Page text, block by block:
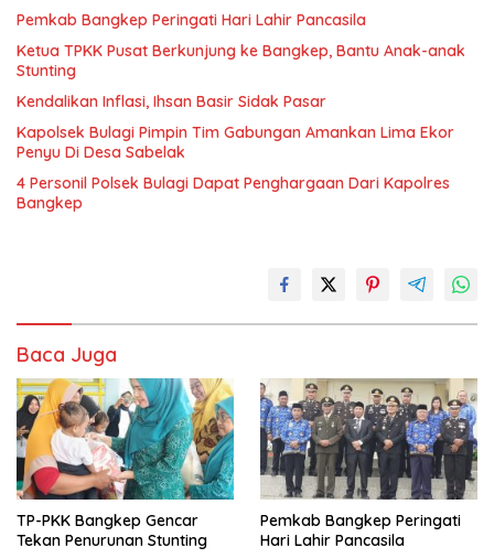
Pemkab Bangkep Peringati Hari Lahir Pancasila
Ketua TPKK Pusat Berkunjung ke Bangkep, Bantu Anak-anak
Stunting
Kendalikan Inflasi, Ihsan Basir Sidak Pasar
Kapolsek Bulagi Pimpin Tim Gabungan Amankan Lima Ekor
Penyu Di Desa Sabelak
4 Personil Polsek Bulagi Dapat Penghargaan Dari Kapolres
Bangkep
Baca Juga
TP-PKK Bangkep Gencar
Tekan Penurunan Stunting
Pemkab Bangkep Peringati
Hari Lahir Pancasila